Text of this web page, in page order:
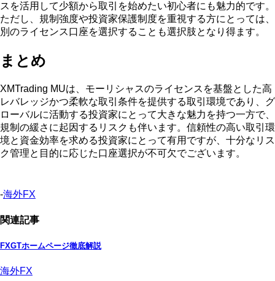
スを活用して少額から取引を始めたい初心者にも魅力的です。
ただし、規制強度や投資家保護制度を重視する方にとっては、
別のライセンス口座を選択することも選択肢となり得ます。
まとめ
XMTrading MUは、モーリシャスのライセンスを基盤とした高
レバレッジかつ柔軟な取引条件を提供する取引環境であり、グ
ローバルに活動する投資家にとって大きな魅力を持つ一方で、
規制の緩さに起因するリスクも伴います。信頼性の高い取引環
境と資金効率を求める投資家にとって有用ですが、十分なリス
ク管理と目的に応じた口座選択が不可欠でございます。
-海外FX
関連記事
FXGTホームページ徹底解説
海外FX